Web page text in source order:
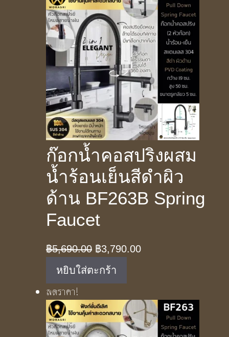
ก๊อกน้ำคอสปริงผสม
น้ำร้อนเย็นสีดำผิว
ด้าน BF263B Spring
Faucet
฿5,690.00 Original
price
was:
฿5,690.00.
฿3,790.00Current
฿3,790.00.
หยิบใส่ตะกร้า
ลดราคา!